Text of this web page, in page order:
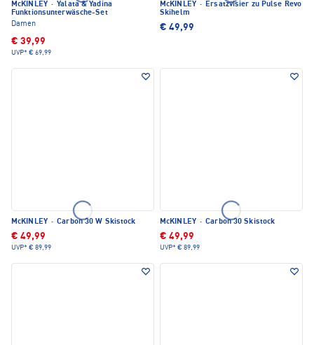
McKINLEY · Yalata & Yadina
Funktionsunterwäsche-Set
Damen
€ 39,99
UVP* € 69,99
McKINLEY · Ersatzvisier zu Pulse Revo
Skihelm
€ 49,99
McKINLEY · Carbon 30 W Skistock
€ 49,99
UVP* € 89,99
McKINLEY · Carbon 30 Skistock
€ 49,99
UVP* € 89,99